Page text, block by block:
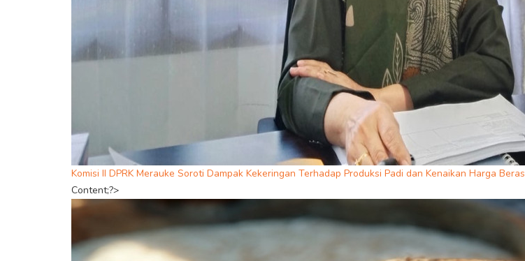
Komisi II DPRK Merauke Soroti Dampak Kekeringan Terhadap Produksi Padi dan Kenaikan Harga Beras
Content;?>